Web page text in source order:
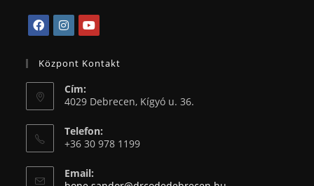
Központ Kontakt
Cím:
4029 Debrecen, Kígyó u. 36.
Telefon:
+36 30 978 1199
Email: